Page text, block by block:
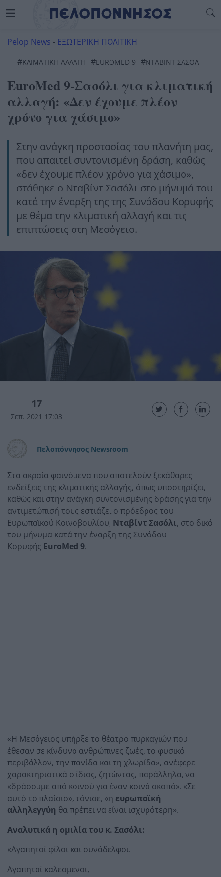
Pelop News - ΕΞΩΤΕΡΙΚΗ ΠΟΛΙΤΙΚΗ
#ΚΛΙΜΑΤΙΚΗ ΑΛΛΑΓΗ #EUROMED 9 #ΝΤΑΒΊΝΤ ΣΑΣΌΛ
EuroMed 9-Σασόλι για κλιματική
αλλαγή: «Δεν έχουμε πλέον
χρόνο για χάσιμο»
Στην ανάγκη προστασίας του πλανήτη μας,
που απαιτεί συντονισμένη δράση, καθώς
«δεν έχουμε πλέον χρόνο για χάσιμο»,
στάθηκε ο Νταβίντ Σασόλι στο μήνυμά του
κατά την έναρξη της της Συνόδου Κορυφής
με θέμα την κλιματική αλλαγή και τις
επιπτώσεις στη Μεσόγειο.
17
Σεπ. 2021 17:03
Πελοπόννησος Newsroom
Στα ακραία φαινόμενα που αποτελούν ξεκάθαρες
ενδείξεις της κλιματικής αλλαγής, όπως υποστηρίζει,
καθώς και στην ανάγκη συντονισμένης δράσης για την
αντιμετώπισή τους εστιάζει ο πρόεδρος του
Ευρωπαϊκού Κοινοβουλίου, Νταβίντ Σασόλι, στο δικό
του μήνυμα κατά την έναρξη της Συνόδου
Κορυφής EuroMed 9.
«Η Μεσόγειος υπήρξε το θέατρο πυρκαγιών που
έθεσαν σε κίνδυνο ανθρώπινες ζωές, το φυσικό
περιβάλλον, την πανίδα και τη χλωρίδα», ανέφερε
χαρακτηριστικά ο ίδιος, ζητώντας, παράλληλα, να
«δράσουμε από κοινού για έναν κοινό σκοπό». «Σε
αυτό το πλαίσιο», τόνισε, «η ευρωπαϊκή
αλληλεγγύη θα πρέπει να είναι ισχυρότερη».
Αναλυτικά η ομιλία του κ. Σασόλι:
«Αγαπητοί φίλοι και συνάδελφοι.
Αγαπητοί καλεσμένοι,